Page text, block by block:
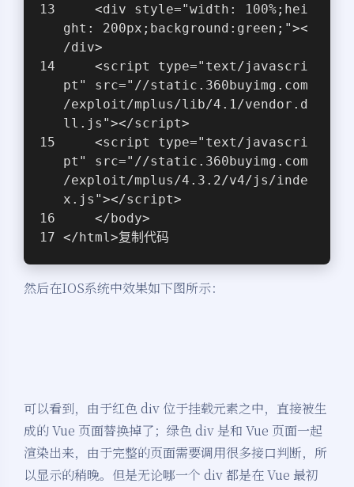
ght: 200px;background:green;"><
/div>
pt" src="//static.360buyimg.com
/exploit/mplus/lib/4.1/vendor.d
ll.js"></script>
pt" src="//static.360buyimg.com
/exploit/mplus/4.3.2/v4/js/inde
x.js"></script>
    </body>
</html>复制代码
然后在IOS系统中效果如下图所示：
可以看到，由于红色 div 位于挂载元素之中，直接被生
成的 Vue 页面替换掉了；绿色 div 是和 Vue 页面一起
渲染出来，由于完整的页面需要调用很多接口判断，所
以显示的稍晚。但是无论哪一个 div 都是在 Vue 最初